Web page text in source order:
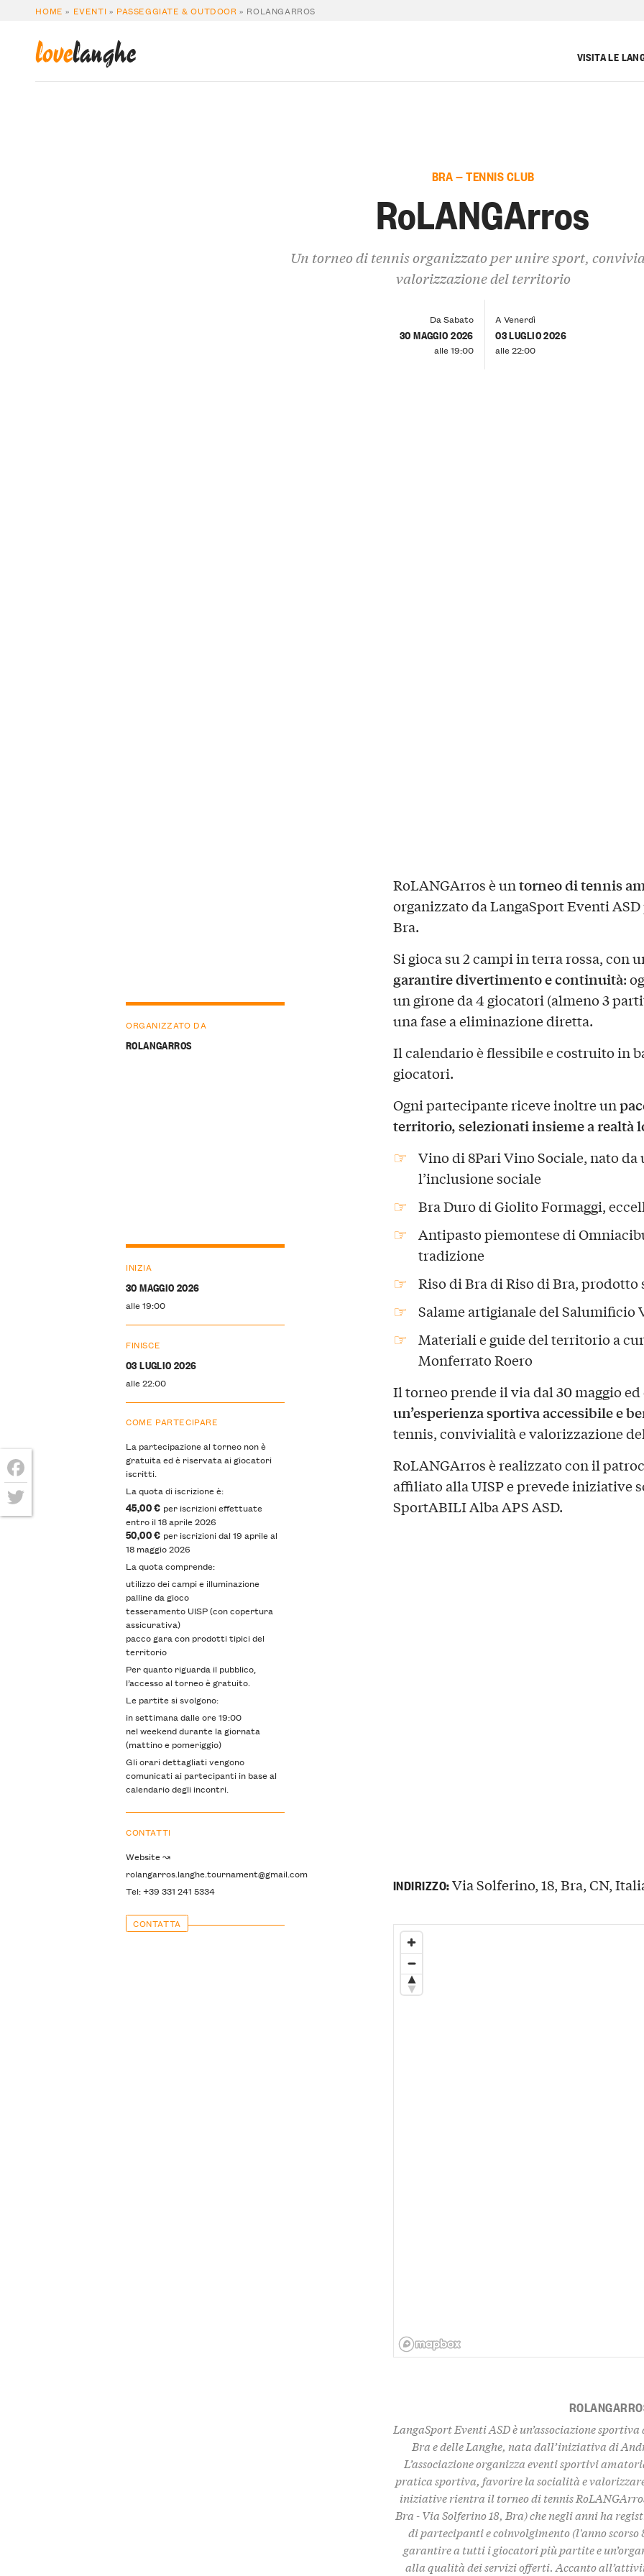
HOME » EVENTI » PASSEGGIATE & OUTDOOR » ROLANGARROS
lovelanghe VISITA LE
BRA — TENNIS CLUB
RoLANGArros
Un torneo di tennis organizzato per unire sport,
valorizzazione del territorio
Da Sabato
30 MAGGIO 2026
alle 19:00
A Venerdì
03 LUGLIO 2026
alle 22:00
RoLANGArros è untorneo di tennis
organizzato da LangaSport Eventi ASD
Bra.
Si gioca su 2 campi in terra rossa, con
garantire divertimento e continuità:
un girone da 4 giocatori (almeno 3
una fase a eliminazione diretta.
Il calendario è flessibile e costruito in
giocatori.
Ogni partecipante riceve inoltre un
territorio, selezionati insieme a realtà
Vino di 8Pari Vino Sociale, nato
l’inclusione sociale
Bra Duro di Giolito Formaggi,
Antipasto piemontese di
tradizione
Riso di Bra di Riso di Bra,
Salame artigianale del Salumificio
Materiali e guide del territorio a
Monferrato Roero
Il torneo prende il via dal 30 maggio
un’esperienza sportiva accessibile e
tennis, convivialità e valorizzazione
RoLANGArros è realizzato con il
affiliato alla UISP e prevede iniziative
SportABILI Alba APS ASD.
ORGANIZZATO DA
ROLANGARROS
INIZIA
30 MAGGIO 2026
alle 19:00
FINISCE
03 LUGLIO 2026
alle 22:00
COME PARTECIPARE
La partecipazione al torneo non è
gratuita ed è riservata ai giocatori
iscritti.
La quota di iscrizione è:
45,00 € per iscrizioni effettuate
entro il 18 aprile 2026
50,00 € per iscrizioni dal 19 aprile al
18 maggio 2026
La quota comprende:
utilizzo dei campi e illuminazione
palline da gioco
tesseramento UISP(con copertura
assicurativa)
pacco gara con prodotti tipici del
territorio
Per quanto riguarda il pubblico,
l’accesso al torneo è gratuito.
Le partite si svolgono:
in settimana dalle ore 19:00
nel weekend durante la giornata
(mattino e pomeriggio)
Gli orari dettagliati vengono
comunicati ai partecipanti in base al
calendario degli incontri.
CONTATTI
Website ↝
rolangarros.langhe.tournament@gmail.com
Tel: +39 331 241 5334
CONTATTA
INDIRIZZO:Via Solferino, 18, Bra, CN,
LangaSport Eventi ASD è un’associazione
Bra e delle Langhe, nata dall’iniziativa di
L’associazione organizza eventi sportivi
pratica sportiva, favorire la socialità e
iniziative rientra il torneo di tennis
Bra - Via Solferino 18, Bra) che negli anni ha
di partecipanti e coinvolgimento (l'anno
garantire a tutti i giocatori più partite e
alla qualità dei servizi offerti. Accanto
Facebook
Twitter